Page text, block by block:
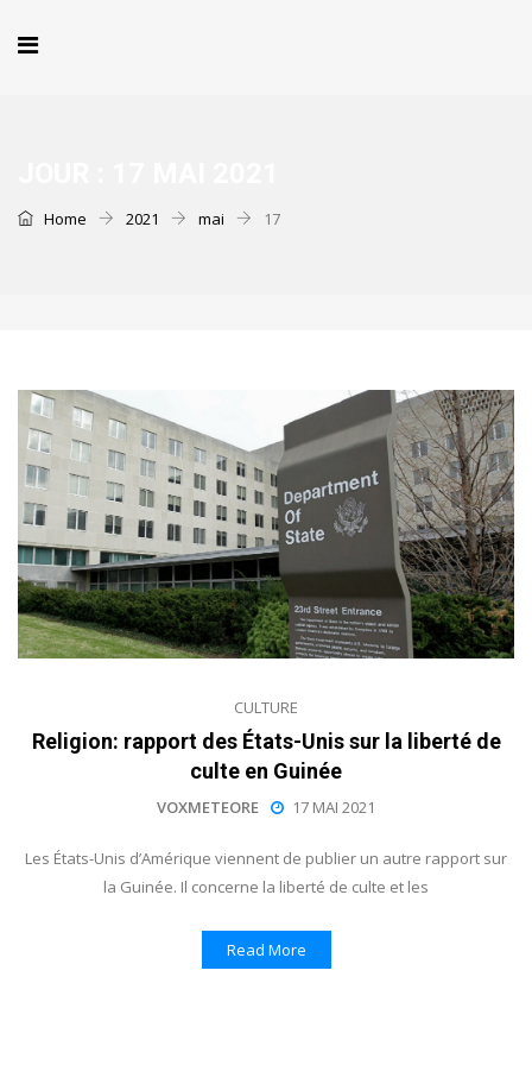
Home 2021 mai 17
CULTURE
Religion: rapport des États-Unis sur la liberté de
culte en Guinée
VOXMETEORE 17 MAI 2021
Les États-Unis d’Amérique viennent de publier un autre rapport sur
la Guinée. Il concerne la liberté de culte et les
Read More